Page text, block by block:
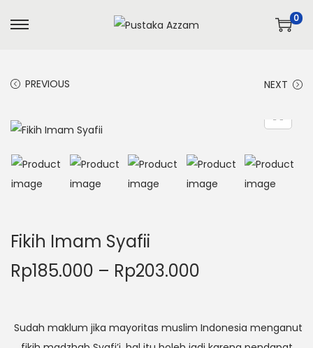
0
PREVIOUS NEXT
Fikih Imam Syafii
Rp185.000 – Rp203.000
Sudah maklum jika mayoritas muslim Indonesia menganut